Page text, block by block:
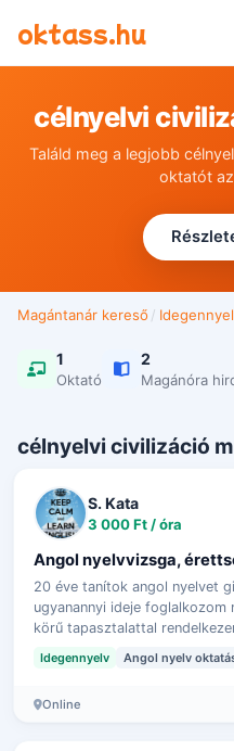
oktass.hu
célnyelvi
Találd meg a legjobb
oktatót
Magántanár kereső /
1
Oktató
2
Magánóra
célnyelvi civilizáció
S. Kata
3 000 Ft / óra
Angol nyelvvizsga,
20 éve tanítok angol nyelvet
ugyanannyi ideje foglalkozom
körű tapasztalattal
Idegennyelv Angol nyelv
Online